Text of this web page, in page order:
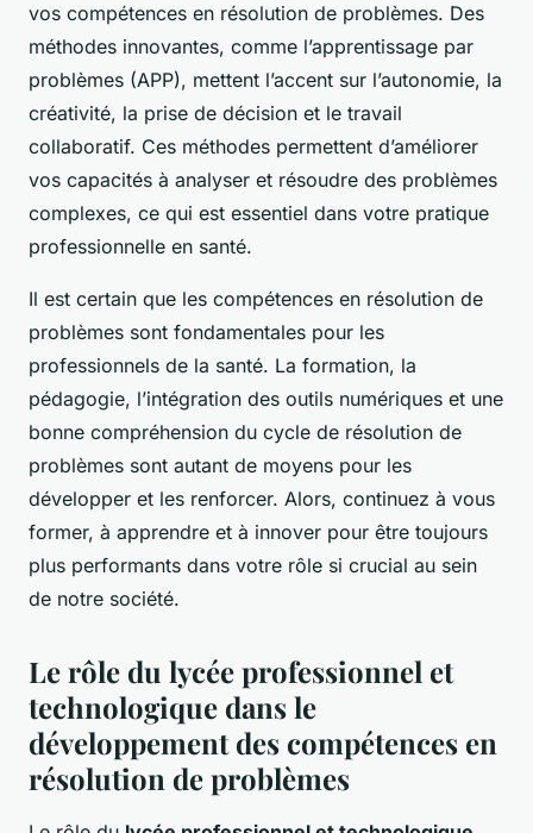
vos compétences en résolution de problèmes. Des
méthodes innovantes, comme l’apprentissage par
problèmes (APP), mettent l’accent sur l’autonomie, la
créativité, la prise de décision et le travail
collaboratif. Ces méthodes permettent d’améliorer
vos capacités à analyser et résoudre des problèmes
complexes, ce qui est essentiel dans votre pratique
professionnelle en santé.
Il est certain que les compétences en résolution de
problèmes sont fondamentales pour les
professionnels de la santé. La formation, la
pédagogie, l’intégration des outils numériques et une
bonne compréhension du cycle de résolution de
problèmes sont autant de moyens pour les
développer et les renforcer. Alors, continuez à vous
former, à apprendre et à innover pour être toujours
plus performants dans votre rôle si crucial au sein
de notre société.
Le rôle du lycée professionnel et
technologique dans le
développement des compétences en
résolution de problèmes